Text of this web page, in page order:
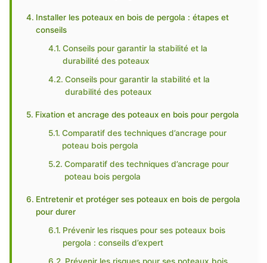
Installer les poteaux en bois de pergola : étapes et
conseils
Conseils pour garantir la stabilité et la
durabilité des poteaux
Conseils pour garantir la stabilité et la
durabilité des poteaux
Fixation et ancrage des poteaux en bois pour pergola
Comparatif des techniques d’ancrage pour
poteau bois pergola
Comparatif des techniques d’ancrage pour
poteau bois pergola
Entretenir et protéger ses poteaux en bois de pergola
pour durer
Prévenir les risques pour ses poteaux bois
pergola : conseils d’expert